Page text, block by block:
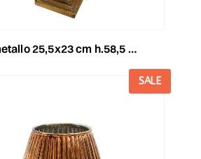
25,5x23 cm h.58,5 cm -euganea- oro
SALE